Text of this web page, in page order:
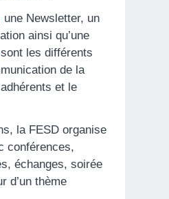
une Newsletter, un
ainsi qu’une
sont les différents
de la
et le
la FESD organise
conférences,
échanges, soirée
d’un thème